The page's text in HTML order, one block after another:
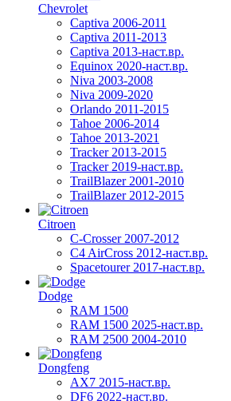
Chevrolet
Captiva 2006-2011
Captiva 2011-2013
Captiva 2013-наст.вр.
Equinox 2020-наст.вр.
Niva 2003-2008
Niva 2009-2020
Orlando 2011-2015
Tahoe 2006-2014
Tahoe 2013-2021
Tracker 2013-2015
Tracker 2019-наст.вр.
TrailBlazer 2001-2010
TrailBlazer 2012-2015
Citroen
C-Crosser 2007-2012
C4 AirCross 2012-наст.вр.
Spacetourer 2017-наст.вр.
Dodge
RAM 1500
RAM 1500 2025-наст.вр.
RAM 2500 2004-2010
Dongfeng
AX7 2015-наст.вр.
DF6 2022-наст.вр.